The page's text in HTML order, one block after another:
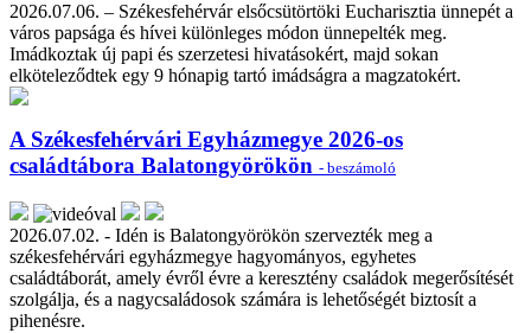
2026.07.06. – Székesfehérvár elsőcsütörtöki Eucharisztia ünnepét a
város papsága és hívei különleges módon ünnepelték meg.
Imádkoztak új papi és szerzetesi hivatásokért, majd sokan
elköteleződtek egy 9 hónapig tartó imádságra a magzatokért.
A Székesfehérvári Egyházmegye 2026-os
családtábora Balatongyörökön - beszámoló
2026.07.02. - Idén is Balatongyörökön szervezték meg a
székesfehérvári egyházmegye hagyományos, egyhetes
családtáborát, amely évről évre a keresztény családok megerősítését
szolgálja, és a nagycsaládosok számára is lehetőségét biztosít a
pihenésre.